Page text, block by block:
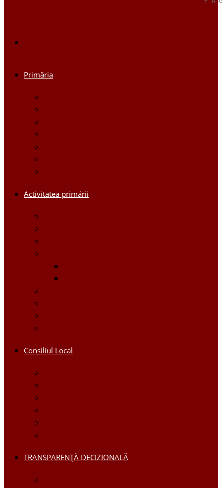
Primăria
Activitatea primării
Consiliul Local
TRANSPARENȚĂ DECIZIONALĂ